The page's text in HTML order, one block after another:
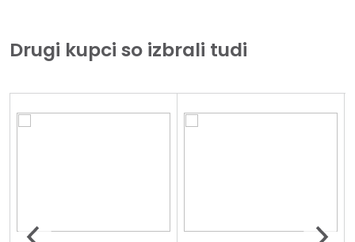
Drugi kupci so izbrali tudi